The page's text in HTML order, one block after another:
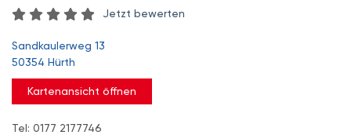
Jetzt bewerten
Sandkaulerweg 13
50354 Hürth
Kartenansicht öffnen
Tel: 0177 2177746